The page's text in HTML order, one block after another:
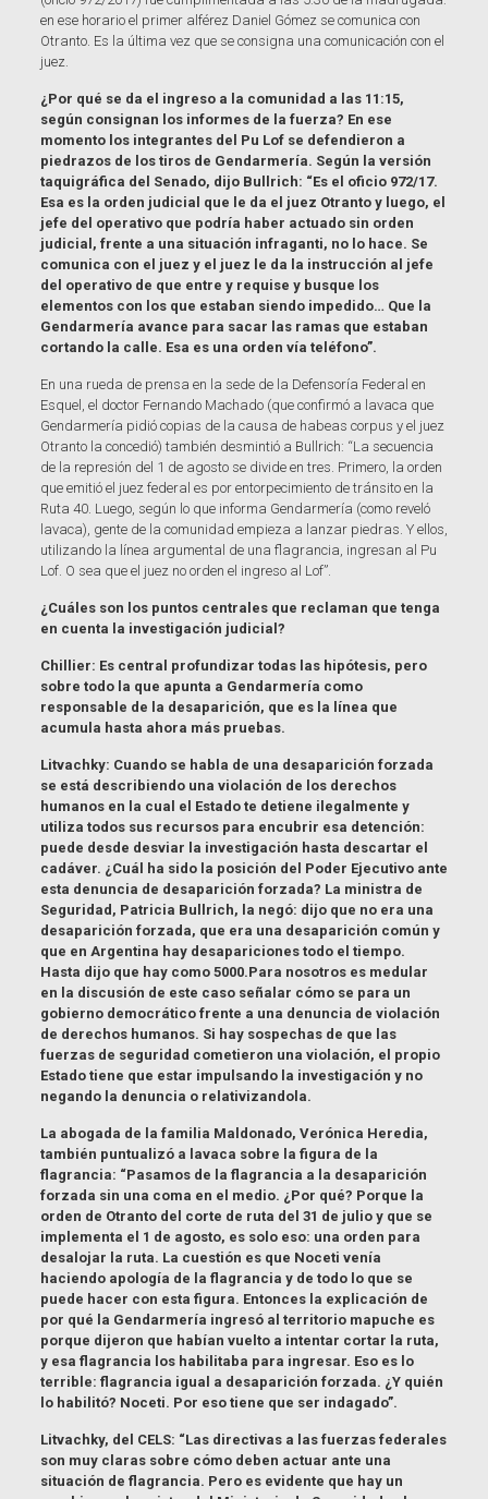
en ese horario el primer alférez Daniel Gómez se comunica con
Otranto. Es la última vez que se consigna una comunicación con el
juez.
¿Por qué se da el ingreso a la comunidad a las 11:15,
según consignan los informes de la fuerza? En ese
momento los integrantes del Pu Lof se defendieron a
piedrazos de los tiros de Gendarmería. Según la versión
taquigráfica del Senado, dijo Bullrich: “Es el oficio 972/17.
Esa es la orden judicial que le da el juez Otranto y luego, el
jefe del operativo que podría haber actuado sin orden
judicial, frente a una situación infraganti, no lo hace. Se
comunica con el juez y el juez le da la instrucción al jefe
del operativo de que entre y requise y busque los
elementos con los que estaban siendo impedido… Que la
Gendarmería avance para sacar las ramas que estaban
cortando la calle. Esa es una orden vía teléfono”.
En una rueda de prensa en la sede de la Defensoría Federal en
Esquel, el doctor Fernando Machado (que confirmó a lavaca que
Gendarmería pidió copias de la causa de habeas corpus y el juez
Otranto la concedió) también desmintió a Bullrich: “La secuencia
de la represión del 1 de agosto se divide en tres. Primero, la orden
que emitió el juez federal es por entorpecimiento de tránsito en la
Ruta 40. Luego, según lo que informa Gendarmería (como reveló
lavaca), gente de la comunidad empieza a lanzar piedras. Y ellos,
utilizando la línea argumental de una flagrancia, ingresan al Pu
Lof. O sea que el juez no orden el ingreso al Lof”.
¿Cuáles son los puntos centrales que reclaman que tenga
en cuenta la investigación judicial?
Chillier: Es central profundizar todas las hipótesis, pero
sobre todo la que apunta a Gendarmería como
responsable de la desaparición, que es la línea que
acumula hasta ahora más pruebas.
Litvachky: Cuando se habla de una desaparición forzada
se está describiendo una violación de los derechos
humanos en la cual el Estado te detiene ilegalmente y
utiliza todos sus recursos para encubrir esa detención:
puede desde desviar la investigación hasta descartar el
cadáver. ¿Cuál ha sido la posición del Poder Ejecutivo ante
esta denuncia de desaparición forzada? La ministra de
Seguridad, Patricia Bullrich, la negó: dijo que no era una
desaparición forzada, que era una desaparición común y
que en Argentina hay desapariciones todo el tiempo.
Hasta dijo que hay como 5000.Para nosotros es medular
en la discusión de este caso señalar cómo se para un
gobierno democrático frente a una denuncia de violación
de derechos humanos. Si hay sospechas de que las
fuerzas de seguridad cometieron una violación, el propio
Estado tiene que estar impulsando la investigación y no
negando la denuncia o relativizandola.
La abogada de la familia Maldonado, Verónica Heredia,
también puntualizó a lavaca sobre la figura de la
flagrancia: “Pasamos de la flagrancia a la desaparición
forzada sin una coma en el medio. ¿Por qué? Porque la
orden de Otranto del corte de ruta del 31 de julio y que se
implementa el 1 de agosto, es solo eso: una orden para
desalojar la ruta. La cuestión es que Noceti venía
haciendo apología de la flagrancia y de todo lo que se
puede hacer con esta figura. Entonces la explicación de
por qué la Gendarmería ingresó al territorio mapuche es
porque dijeron que habían vuelto a intentar cortar la ruta,
y esa flagrancia los habilitaba para ingresar. Eso es lo
terrible: flagrancia igual a desaparición forzada. ¿Y quién
lo habilitó? Noceti. Por eso tiene que ser indagado”.
Litvachky, del CELS: “Las directivas a las fuerzas federales
son muy claras sobre cómo deben actuar ante una
situación de flagrancia. Pero es evidente que hay un